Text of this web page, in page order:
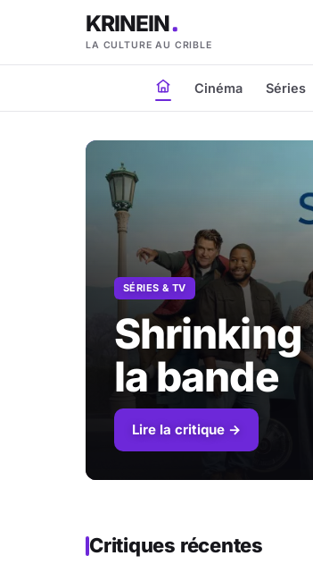
KRINEIN
LA CULTURE AU CRIBLE
Cinéma Séries
SÉRIES & TV
Shrinking
la bande
Lire la critique →
Critiques récentes